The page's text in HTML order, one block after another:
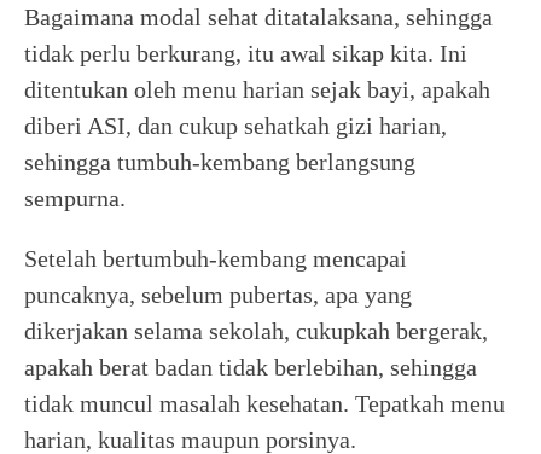
Bagaimana modal sehat ditatalaksana, sehingga
tidak perlu berkurang, itu awal sikap kita. Ini
ditentukan oleh menu harian sejak bayi, apakah
diberi ASI, dan cukup sehatkah gizi harian,
sehingga tumbuh-kembang berlangsung
sempurna.
Setelah bertumbuh-kembang mencapai
puncaknya, sebelum pubertas, apa yang
dikerjakan selama sekolah, cukupkah bergerak,
apakah berat badan tidak berlebihan, sehingga
tidak muncul masalah kesehatan. Tepatkah menu
harian, kualitas maupun porsinya.